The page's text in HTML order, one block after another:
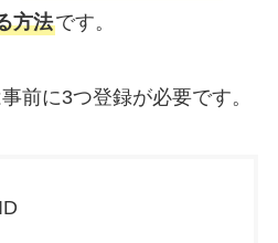
方法です。
前に3つ登録が必要です。